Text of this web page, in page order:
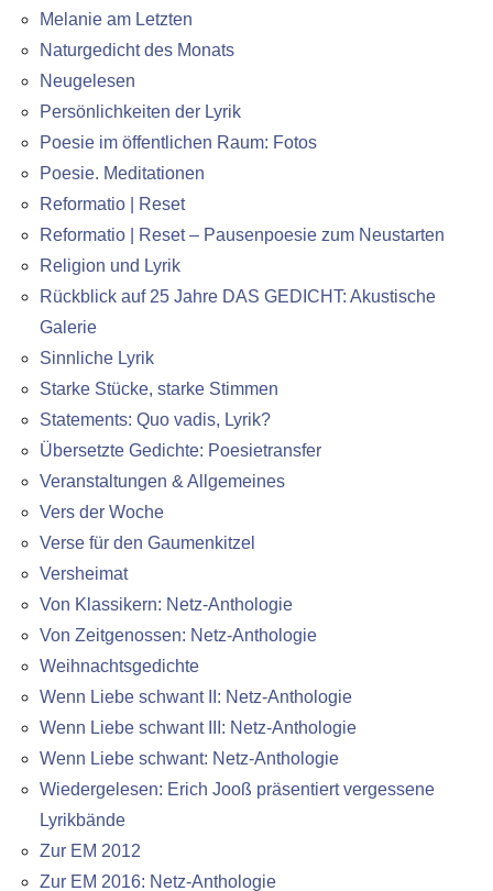
Melanie am Letzten
Naturgedicht des Monats
Neugelesen
Persönlichkeiten der Lyrik
Poesie im öffentlichen Raum: Fotos
Poesie. Meditationen
Reformatio | Reset
Reformatio | Reset – Pausenpoesie zum Neustarten
Religion und Lyrik
Rückblick auf 25 Jahre DAS GEDICHT: Akustische
Galerie
Sinnliche Lyrik
Starke Stücke, starke Stimmen
Statements: Quo vadis, Lyrik?
Übersetzte Gedichte: Poesietransfer
Veranstaltungen & Allgemeines
Vers der Woche
Verse für den Gaumenkitzel
Versheimat
Von Klassikern: Netz-Anthologie
Von Zeitgenossen: Netz-Anthologie
Weihnachtsgedichte
Wenn Liebe schwant II: Netz-Anthologie
Wenn Liebe schwant III: Netz-Anthologie
Wenn Liebe schwant: Netz-Anthologie
Wiedergelesen: Erich Jooß präsentiert vergessene
Lyrikbände
Zur EM 2012
Zur EM 2016: Netz-Anthologie